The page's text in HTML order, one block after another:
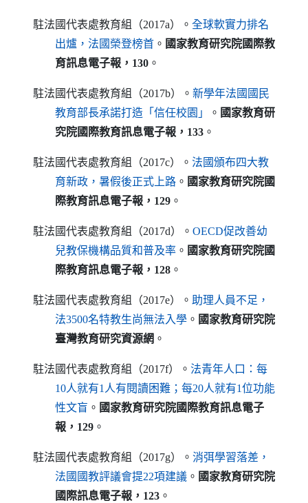
駐法國代表處教育組（2017a）。 全球軟實力排名
出爐，法國榮登榜首（另開新視窗）
。 國家教育研究院國際教
育訊息電子報，130 。
駐法國代表處教育組（2017b）。 新學年法國國民
教育部長承諾打造「信任校園」（另開新視窗）
。 國家教育研
究院國際教育訊息電子報，133 。
駐法國代表處教育組（2017c）。 法國頒布四大教
育新政，暑假後正式上路（另開新視窗）
。 國家教育研究院國
際教育訊息電子報，129 。
駐法國代表處教育組（2017d）。 OECD促改善幼
兒教保機構品質和普及率（另開新視窗）
。 國家教育研究院國
際教育訊息電子報，128 。
駐法國代表處教育組（2017e）。 助理人員不足，
法3500名特教生尚無法入學（另開新視窗）
。 國家教育研究院
臺灣教育研究資源網 。
駐法國代表處教育組（2017f）。 法青年人口：每
10人就有1人有閱讀困難；每20人就有1位功能
性文盲
（另開新視窗）
。 國家教育研究院國際教育訊息電子
報，129 。
駐法國代表處教育組（2017g）。 消弭學習落差，
法國國教評議會提22項建議（另開新視窗）
。 國家教育研究院
國際訊息電子報，123 。